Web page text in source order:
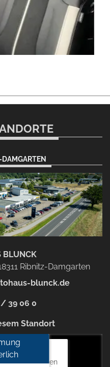
BLUNCK
Ribnitz-Damgarten
blunck.de
/ 39 06 0
Standort
Damgarten